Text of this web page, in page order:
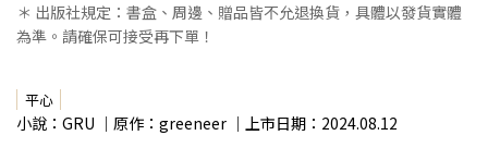
＊ 出版社規定：書盒、周邊、贈品皆不允退換貨，具體以發貨實體
為準。請確保可接受再下單！
平心
小說：GRU ｜原作：greeneer ｜上市日期：2024.08.12